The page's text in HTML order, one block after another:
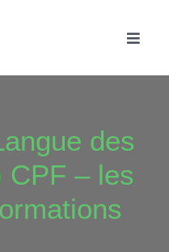
Toggle
Les
des
CPF – les